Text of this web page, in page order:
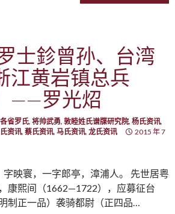
士鉁曾孙、台湾
江黄岩镇总兵
——罗光炤
各省罗氏, 将帅武勇, 敦睦姓氏谱牒研究院, 杨氏资讯,
资讯, 蔡氏资讯, 马氏资讯, 龙氏资讯
2015 年 7
映寰，一字郎亭，漳浦人。 先世居粤
康熙间（1662—1722），应募征台
制正一品）袭骑都尉（正四品…